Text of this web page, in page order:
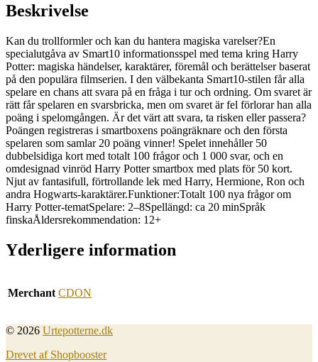
Beskrivelse
Kan du trollformler och kan du hantera magiska varelser?En
specialutgåva av Smart10 informationsspel med tema kring Harry
Potter: magiska händelser, karaktärer, föremål och berättelser baserat
på den populära filmserien. I den välbekanta Smart10-stilen får alla
spelare en chans att svara på en fråga i tur och ordning. Om svaret är
rätt får spelaren en svarsbricka, men om svaret är fel förlorar han alla
poäng i spelomgången. Är det värt att svara, ta risken eller passera?
Poängen registreras i smartboxens poängräknare och den första
spelaren som samlar 20 poäng vinner! Spelet innehåller 50
dubbelsidiga kort med totalt 100 frågor och 1 000 svar, och en
omdesignad vinröd Harry Potter smartbox med plats för 50 kort.
Njut av fantasifull, förtrollande lek med Harry, Hermione, Ron och
andra Hogwarts-karaktärer.Funktioner:Totalt 100 nya frågor om
Harry Potter-tematSpelare: 2–8Spellängd: ca 20 minSpråk
finskaÅldersrekommendation: 12+
Yderligere information
Merchant CDON
© 2026 Urtepotterne.dk
Drevet af Shopbooster